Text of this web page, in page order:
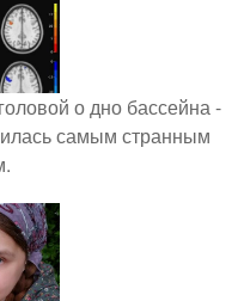
о дно бассейна -
самым странным